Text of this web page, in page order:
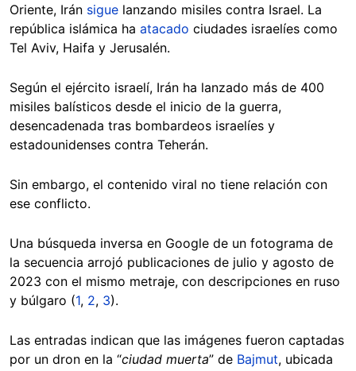
Oriente, Irán sigue lanzando misiles contra Israel. La
república islámica ha atacado ciudades israelíes como
Tel Aviv, Haifa y Jerusalén.
Según el ejército israelí, Irán ha lanzado más de 400
misiles balísticos desde el inicio de la guerra,
desencadenada tras bombardeos israelíes y
estadounidenses contra Teherán.
Sin embargo, el contenido viral no tiene relación con
ese conflicto.
Una búsqueda inversa en Google de un fotograma de
la secuencia arrojó publicaciones de julio y agosto de
2023 con el mismo metraje, con descripciones en ruso
y búlgaro (1, 2, 3).
Las entradas indican que las imágenes fueron captadas
por un dron en la “ciudad muerta” de Bajmut, ubicada